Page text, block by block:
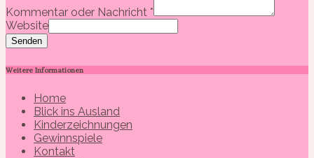
Kommentar oder Nachricht *
Website
Senden
Weitere Informationen
Home
Blick ins Ausland
Kinderzeichnungen
Gewinnspiele
Kontakt